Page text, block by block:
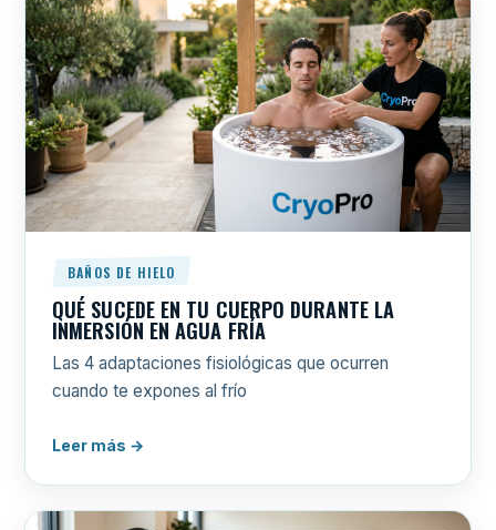
BAÑOS DE HIELO
QUÉ SUCEDE EN TU CUERPO DURANTE LA
INMERSIÓN EN AGUA FRÍA
Las 4 adaptaciones fisiológicas que ocurren
cuando te expones al frío
Leer más →